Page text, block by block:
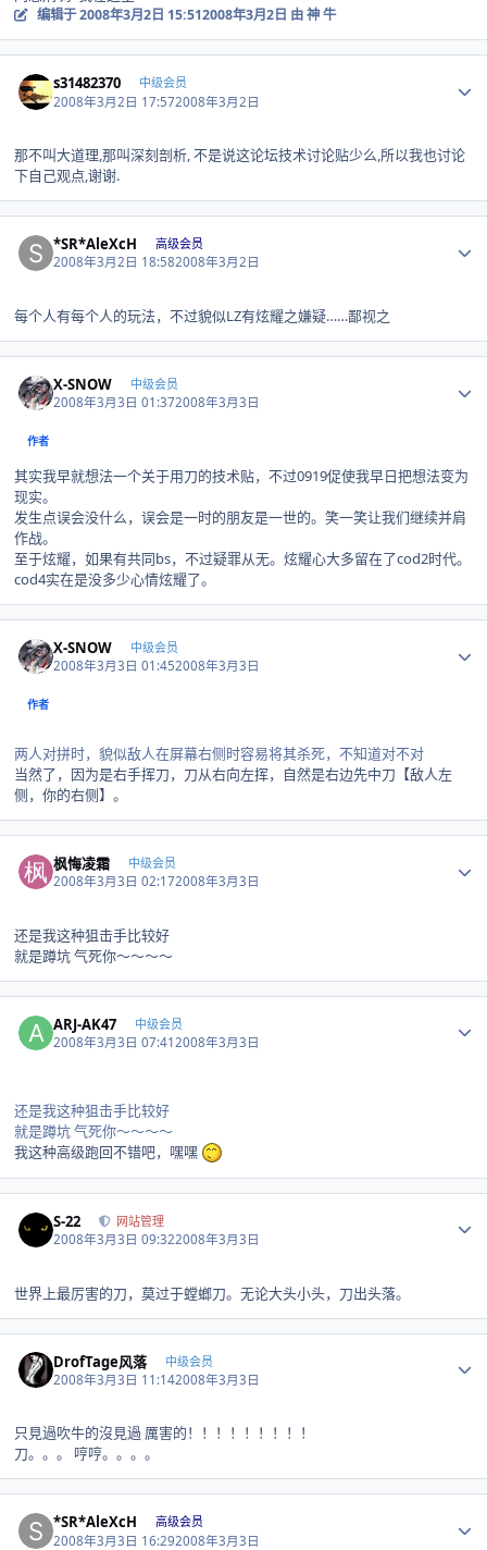
编辑于2008年3月2日 15:512008年3月2日 由 神 牛
s31482370 中级会员
2008年3月2日 17:572008年3月2日
那不叫大道理,那叫深刻剖析, 不是说这论坛技术讨论贴少么,所以我也讨论
下自己观点,谢谢.
*SR*AleXcH 高级会员
2008年3月2日 18:582008年3月2日
每个人有每个人的玩法，不过貌似LZ有炫耀之嫌疑……鄙视之
X-SNOW 中级会员
2008年3月3日 01:372008年3月3日
作者
其实我早就想法一个关于用刀的技术贴，不过0919促使我早日把想法变为
现实。
发生点误会没什么，误会是一时的朋友是一世的。笑一笑让我们继续并肩
作战。
至于炫耀，如果有共同bs，不过疑罪从无。炫耀心大多留在了cod2时代。
cod4实在是没多少心情炫耀了。
X-SNOW 中级会员
2008年3月3日 01:452008年3月3日
作者
两人对拼时，貌似敌人在屏幕右侧时容易将其杀死，不知道对不对
当然了，因为是右手挥刀，刀从右向左挥，自然是右边先中刀【敌人左
侧，你的右侧】。
枫悔凌霜 中级会员
2008年3月3日 02:172008年3月3日
还是我这种狙击手比较好
就是蹲坑 气死你～～～～
ARJ-AK47 中级会员
2008年3月3日 07:412008年3月3日
还是我这种狙击手比较好
就是蹲坑 气死你～～～～
我这种高级跑回不错吧，嘿嘿
S-22 网站管理
2008年3月3日 09:322008年3月3日
世界上最厉害的刀，莫过于螳螂刀。无论大头小头，刀出头落。
DrofTage风落 中级会员
2008年3月3日 11:142008年3月3日
只見過吹牛的沒見過 厲害的！！！！！！！！！
刀。。。 哼哼。。。。
*SR*AleXcH 高级会员
2008年3月3日 16:292008年3月3日